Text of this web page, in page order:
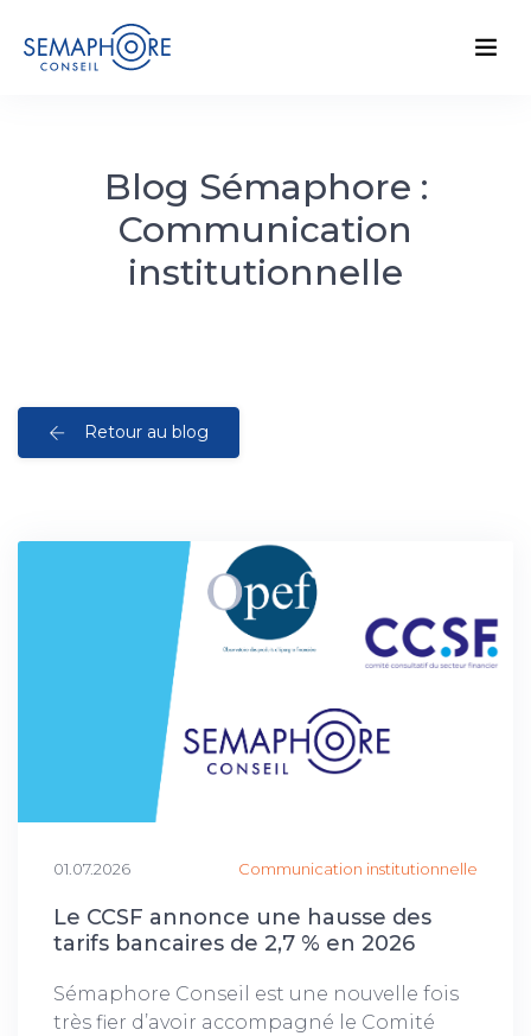
Blog Sémaphore :
Communication
institutionnelle
Retour au blog
01.07.2026 Communication institutionnelle
Le CCSF annonce une hausse des
tarifs bancaires de 2,7 % en 2026
Sémaphore Conseil est une nouvelle fois
très fier d’avoir accompagné le Comité